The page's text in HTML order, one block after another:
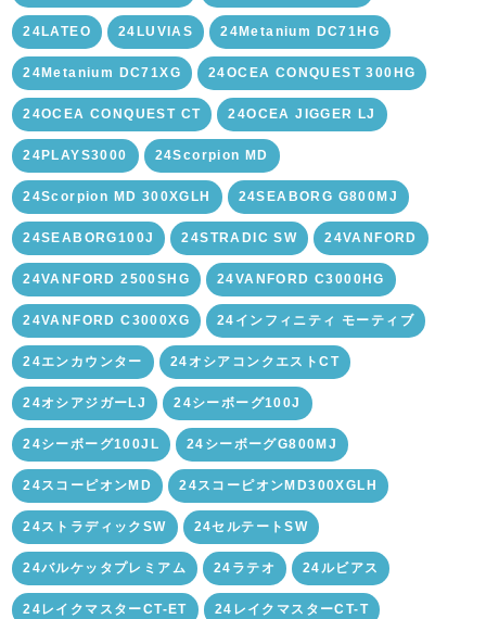
24LATEO 24LUVIAS 24Metanium DC71HG
24Metanium DC71XG 24OCEA CONQUEST 300HG
24OCEA CONQUEST CT 24OCEA JIGGER LJ
24PLAYS3000 24Scorpion MD
24Scorpion MD 300XGLH 24SEABORG G800MJ
24SEABORG100J 24STRADIC SW 24VANFORD
24VANFORD 2500SHG 24VANFORD C3000HG
24VANFORD C3000XG 24インフィニティ モーティブ
24エンカウンター 24オシアコンクエストCT
24オシアジガーLJ 24シーボーグ100J
24シーボーグ100JL 24シーボーグG800MJ
24スコーピオンMD 24スコーピオンMD300XGLH
24ストラディックSW 24セルテートSW
24バルケッタプレミアム 24ラテオ 24ルビアス
24レイクマスターCT-ET 24レイクマスターCT-T